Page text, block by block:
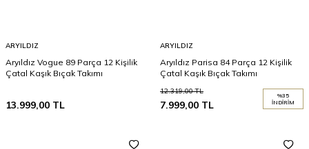
ARYILDIZ
Aryıldız Vogue 89 Parça 12 Kişilik
Çatal Kaşık Bıçak Takımı
13.999,00 TL
ARYILDIZ
Aryıldız Parisa 84 Parça 12 Kişilik
Çatal Kaşık Bıçak Takımı
12.319,00TL
7.999,00 TL
%35
İNDIRIM